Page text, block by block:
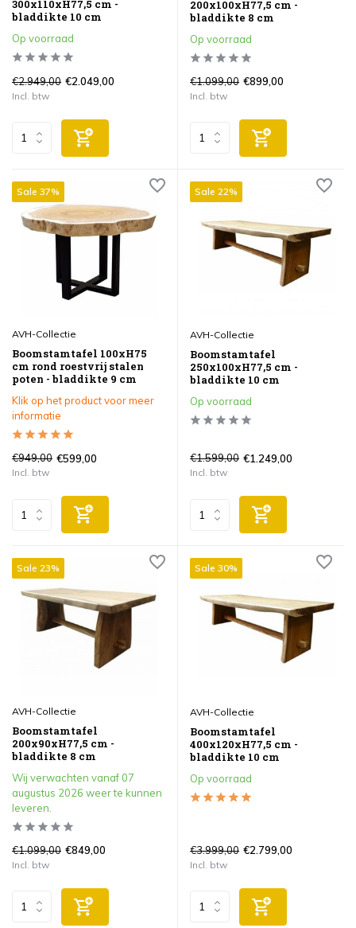
300x110xH77,5 cm -
bladdikte 10 cm
Op voorraad
€2.949,00 €2.049,00
Incl. btw
200x100xH77,5 cm -
bladdikte 8 cm
Op voorraad
€1.099,00 €899,00
Incl. btw
Sale 37%
AVH-Collectie
Boomstamtafel 100xH75
cm rond roestvrij stalen
poten - bladdikte 9 cm
Klik op het product voor meer
informatie
€949,00 €599,00
Incl. btw
Sale 22%
AVH-Collectie
Boomstamtafel
250x100xH77,5 cm -
bladdikte 10 cm
Op voorraad
€1.599,00 €1.249,00
Incl. btw
Sale 23%
AVH-Collectie
Boomstamtafel
200x90xH77,5 cm -
bladdikte 8 cm
Wij verwachten vanaf 07
augustus 2026 weer te kunnen
leveren.
€1.099,00 €849,00
Incl. btw
Sale 30%
AVH-Collectie
Boomstamtafel
400x120xH77,5 cm -
bladdikte 10 cm
Op voorraad
€3.999,00 €2.799,00
Incl. btw